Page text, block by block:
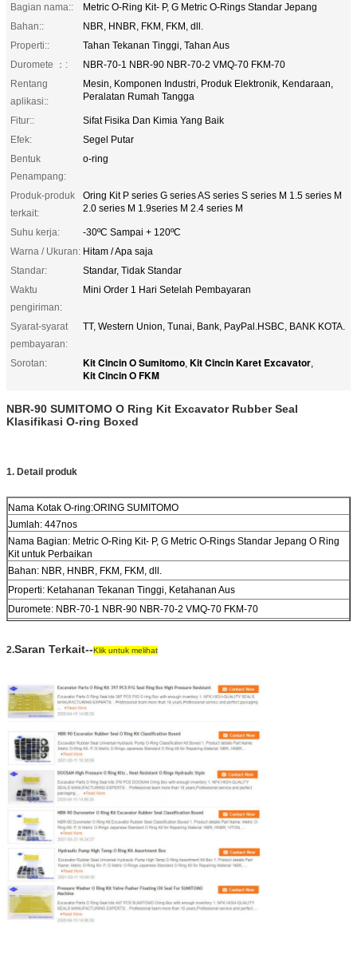
Bagian nama::
Metric O-Ring Kit- P, G Metric O-Rings Standar Jepang
Bahan::
NBR, HNBR, FKM, FKM, dll.
Properti::
Tahan Tekanan Tinggi, Tahan Aus
Duromete ：:
NBR-70-1 NBR-90 NBR-70-2 VMQ-70 FKM-70
Rentang
aplikasi::
Mesin, Komponen Industri, Produk Elektronik, Kendaraan,
Peralatan Rumah Tangga
Fitur::
Sifat Fisika Dan Kimia Yang Baik
Efek:
Segel Putar
Bentuk
Penampang:
o-ring
Produk-produk
terkait:
Oring Kit P series G series AS series S series M 1.5 series M
2.0 series M 1.9series M 2.4 series M
Suhu kerja:
-30ºC Sampai + 120ºC
Warna / Ukuran: Hitam / Apa saja
Standar:
Standar, Tidak Standar
Waktu
pengiriman:
Mini Order 1 Hari Setelah Pembayaran
Syarat-syarat
pembayaran:
TT, Western Union, Tunai, Bank, PayPal.HSBC, BANK KOTA.
Sorotan: Kit Cincin O Sumitomo, Kit Cincin Karet Excavator,
Kit Cincin O FKM
NBR-90 SUMITOMO O Ring Kit Excavator Rubber Seal
Klasifikasi O-ring Boxed
1. Detail produk
Nama Kotak O-ring:ORING SUMITOMO
Jumlah: 447nos
Nama Bagian: Metric O-Ring Kit- P, G Metric O-Rings Standar Jepang O Ring
Kit untuk Perbaikan
Bahan: NBR, HNBR, FKM, FKM, dll.
Properti: Ketahanan Tekanan Tinggi, Ketahanan Aus
Duromete: NBR-70-1 NBR-90 NBR-70-2 VMQ-70 FKM-70
2.Saran Terkait--Klik untuk melihat